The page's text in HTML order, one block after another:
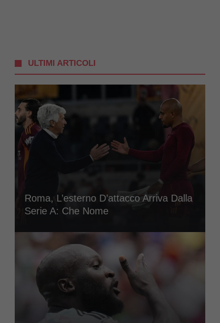
ULTIMI ARTICOLI
Roma, L’esterno D’attacco Arriva Dalla
Serie A: Che Nome